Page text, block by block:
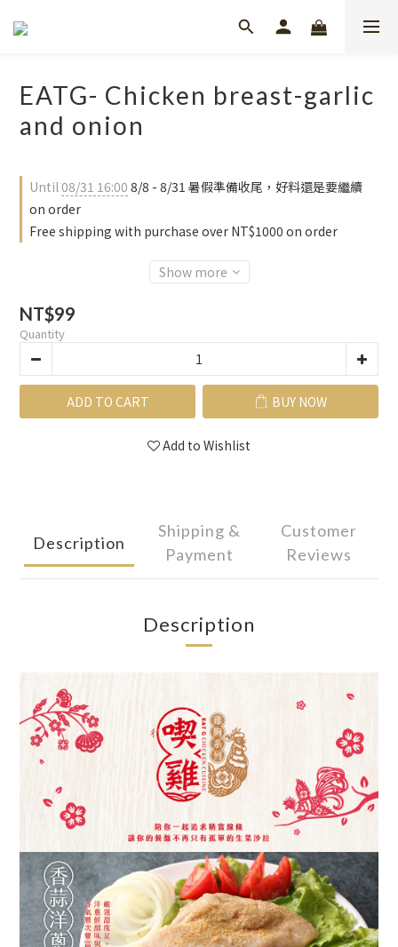
EATG- Chicken breast-garlic
and onion
Until08/31 16:00 8/8 - 8/31 暑假準備收尾，好料還是要繼續
on order
Free shipping with purchase over NT$1000 on order
Show more
NT$99
Quantity
ADD TO CART BUY NOW
Add to Wishlist
Description
Shipping &
Payment
Customer
Reviews
Description